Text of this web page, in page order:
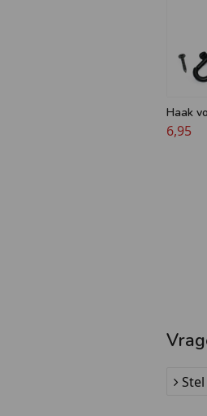
Haak
koord -
6,95